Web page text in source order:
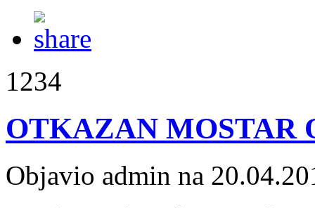
1234
OTKAZAN MOSTAR
Objavio admin na